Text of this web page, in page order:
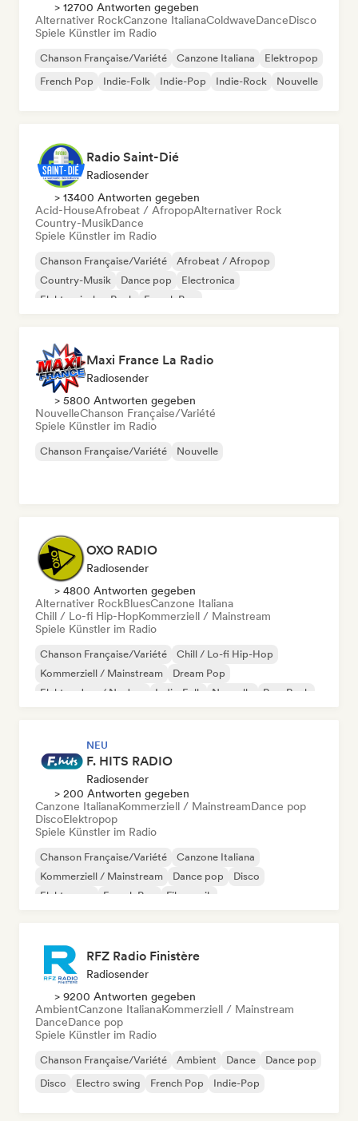
> 12700 Antworten gegeben
Alternativer RockCanzone ItalianaColdwaveDanceDisco
Spiele Künstler im Radio
Chanson Française/Variété Canzone Italiana
Elektropop
French Pop
Indie-Folk Indie-Pop Indie-Rock Nouvelle
Radio Saint-Dié
Radiosender
> 13400 Antworten gegeben
Acid-HouseAfrobeat / AfropopAlternativer Rock
Country-MusikDance
Spiele Künstler im Radio
Chanson Française/Variété
Afrobeat / Afropop
Country-Musik
Dance pop
Electronica
Elektronischer Rock
French Pop
Maxi France La Radio
Radiosender
> 5800 Antworten gegeben
NouvelleChanson Française/Variété
Spiele Künstler im Radio
Chanson Française/Variété Nouvelle
OXO RADIO
Radiosender
> 4800 Antworten gegeben
Alternativer RockBluesCanzone Italiana
Chill / Lo-fi Hip-HopKommerziell / Mainstream
Spiele Künstler im Radio
Chanson Française/Variété
Chill / Lo-fi Hip-Hop
Kommerziell / Mainstream
Dream Pop
Elektro-Jazz / Nu Jazz
Indie-Folk Nouvelle Pop-Rock
NEU
F. HITS RADIO
Radiosender
> 200 Antworten gegeben
Canzone ItalianaKommerziell / MainstreamDance pop
DiscoElektropop
Spiele Künstler im Radio
Chanson Française/Variété
Canzone Italiana
Kommerziell / Mainstream
Dance pop
Disco
Elektropop
French Pop Filmmusik
RFZ Radio Finistère
Radiosender
> 9200 Antworten gegeben
AmbientCanzone ItalianaKommerziell / Mainstream
DanceDance pop
Spiele Künstler im Radio
Chanson Française/Variété Ambient Dance
Dance pop
Disco
Electro swing French Pop Indie-Pop